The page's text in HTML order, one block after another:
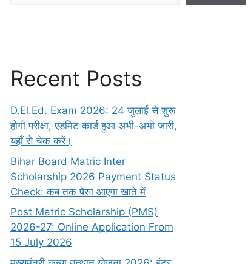
Recent Posts
D.El.Ed. Exam 2026: 24 जुलाई से शुरू
होगी परीक्षा, एडमिट कार्ड हुआ अभी-अभी जारी,
यहाँ से चेक करें।
Bihar Board Matric Inter
Scholarship 2026 Payment Status
Check: कब तक पैसा आएगा खाते में
Post Matric Scholarship (PMS)
2026-27: Online Application From
15 July 2026